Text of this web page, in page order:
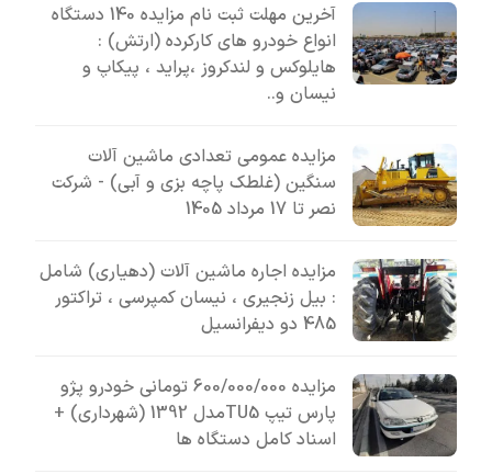
آخرین مهلت ثبت نام مزایده 140 دستگاه
انواع خودرو های کارکرده (ارتش) :
هایلوکس و لندکروز ،پراید ، پیکاپ و
نیسان و..
مزایده عمومی تعدادی ماشین آلات
سنگین (غلطک پاچه بزی و آبی) - شرکت
نصر تا 17 مرداد 1405
مزایده اجاره ماشین آلات (دهیاری) شامل
: بیل زنجیری ، نیسان کمپرسی ، تراکتور
485 دو دیفرانسیل
مزایده 600/000/000 تومانی خودرو پژو
پارس تیپ TU5مدل 1392 (شهرداری) +
اسناد کامل دستگاه ها